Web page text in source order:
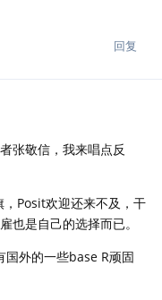
回复
张敬信，我来唱点反
Posit欢迎还来不及，干
也是自己的选择而已。
国外的一些base R顽固